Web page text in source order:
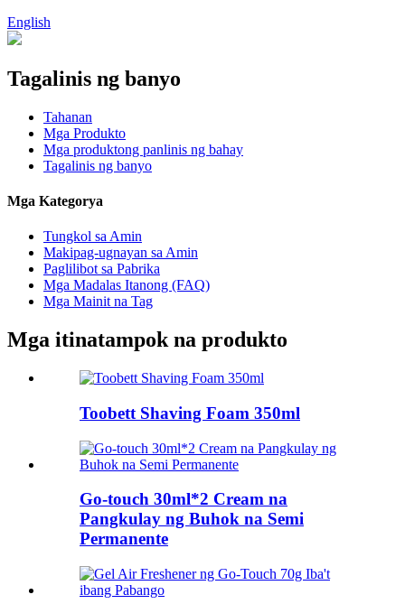
English
Tagalinis ng banyo
Tahanan
Mga Produkto
Mga produktong panlinis ng bahay
Tagalinis ng banyo
Mga Kategorya
Tungkol sa Amin
Makipag-ugnayan sa Amin
Paglilibot sa Pabrika
Mga Madalas Itanong (FAQ)
Mga Mainit na Tag
Mga itinatampok na produkto
Toobett Shaving Foam 350ml
Go-touch 30ml*2 Cream na
Pangkulay ng Buhok na Semi
Permanente